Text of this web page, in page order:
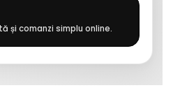
și comanzi simplu online.